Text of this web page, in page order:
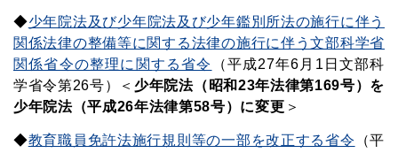
◆少年院法及び少年院法及び少年鑑別所法の施行に伴う
関係法律の整備等に関する法律の施行に伴う文部科学省
関係省令の整理に関する省令
（平成27年6月1日文部科
学省令第26号）＜少年院法（昭和23年法律第169号）を
少年院法（平成26年法律第58号）に変更 ＞
◆教育職員免許法施行規則等の一部を改正する省令 （平